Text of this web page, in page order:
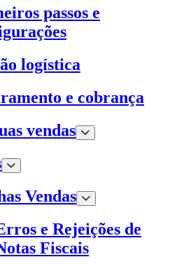
passos e
logística
e cobrança
vendas
Vendas
e Rejeições de
Fiscais